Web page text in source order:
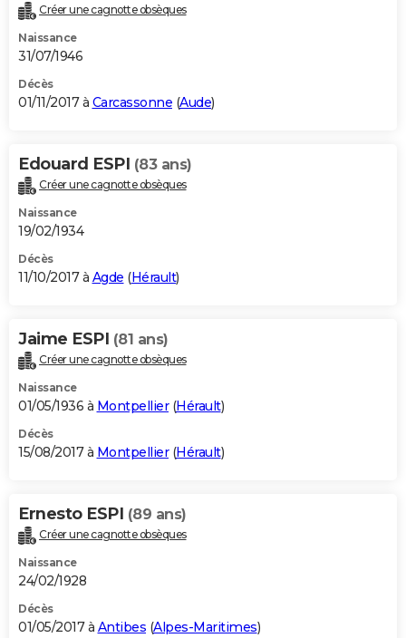
Créer une cagnotte obsèques
Naissance
31/07/1946
Décès
01/11/2017 à Carcassonne (Aude)
Edouard ESPI (83 ans)
Créer une cagnotte obsèques
Naissance
19/02/1934
Décès
11/10/2017 à Agde (Hérault)
Jaime ESPI (81 ans)
Créer une cagnotte obsèques
Naissance
01/05/1936 à Montpellier(Hérault)
Décès
15/08/2017 à Montpellier(Hérault)
Ernesto ESPI (89 ans)
Créer une cagnotte obsèques
Naissance
24/02/1928
Décès
01/05/2017 à Antibes (Alpes-Maritimes)